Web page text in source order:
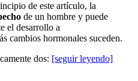
de este artículo, la
de un hombre y puede
el desarrollo a
cambios hormonales suceden.
dos: [seguir leyendo]